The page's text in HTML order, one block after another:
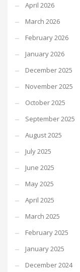
April 2026
March 2026
February 2026
January 2026
December 2025
November 2025
October 2025
September 2025
August 2025
July 2025
June 2025
May 2025
April 2025
March 2025
February 2025
January 2025
December 2024